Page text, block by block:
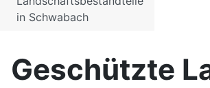
in Schwabach
Geschützte